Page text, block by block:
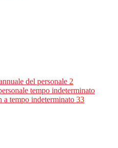
del personale 2
tempo indeterminato
a tempo indeterminato 33